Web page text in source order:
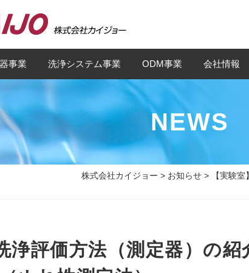
事業 洗浄システム事業 ODM事業 会社情報
NEWS
株式会社カイジョー > お知らせ > 【実験室
浄評価方法（測定器）の